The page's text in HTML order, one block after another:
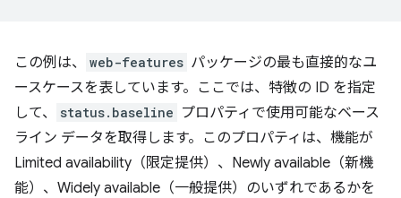
この例は、 web-features パッケージの最も直接的なユ
ースケースを表しています。ここでは、特徴の ID を指定
して、
status.baseline プロパティで使用可能なベース
ライン データを取得します。このプロパティは、機能が
Limited availability（限定提供）、Newly available（新機
能）、Widely available（一般提供）のいずれであるかを